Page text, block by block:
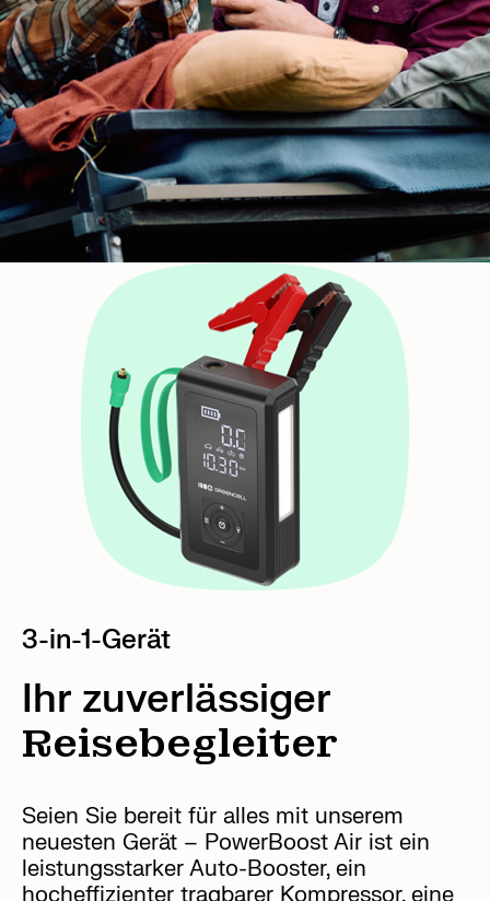
3-in-1-Gerät
Ihr zuverlässiger
Reisebegleiter
Seien Sie bereit für alles mit unserem
neuesten Gerät – PowerBoost Air ist ein
leistungsstarker Auto-Booster, ein
hocheffizienter tragbarer Kompressor, eine